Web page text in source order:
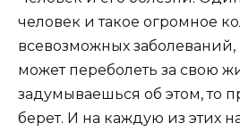
человек и такое огромное
всевозможных
может переболеть за свою
задумываешься об этом, то
берет. И на каждую из этих